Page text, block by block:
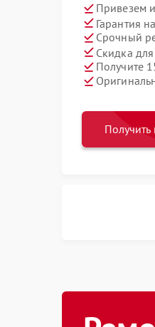
Привезем
Гарантия
Срочный
Скидка
Получите
Получить